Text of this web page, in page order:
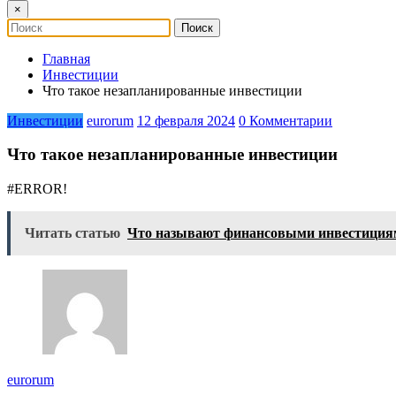
×
Главная
Инвестиции
Что такое незапланированные инвестиции
Инвестиции eurorum 12 февраля 2024 0 Комментарии
Что такое незапланированные инвестиции
#ERROR!
Читать статью Что называют финансовыми
eurorum